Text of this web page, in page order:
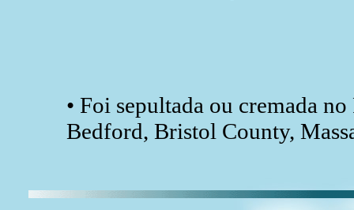
• Foi sepultada ou cremada
Bedford, Bristol County,